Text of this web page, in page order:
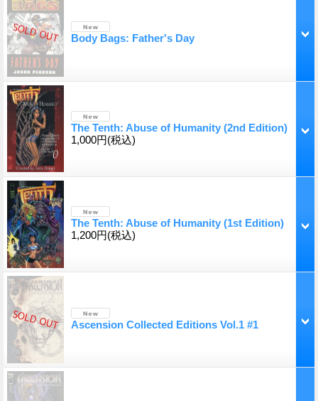
Body Bags: Father's Day
The Tenth: Abuse of Humanity (2nd Edition)
1,000円(税込)
The Tenth: Abuse of Humanity (1st Edition)
1,200円(税込)
Ascension Collected Editions Vol.1 #1